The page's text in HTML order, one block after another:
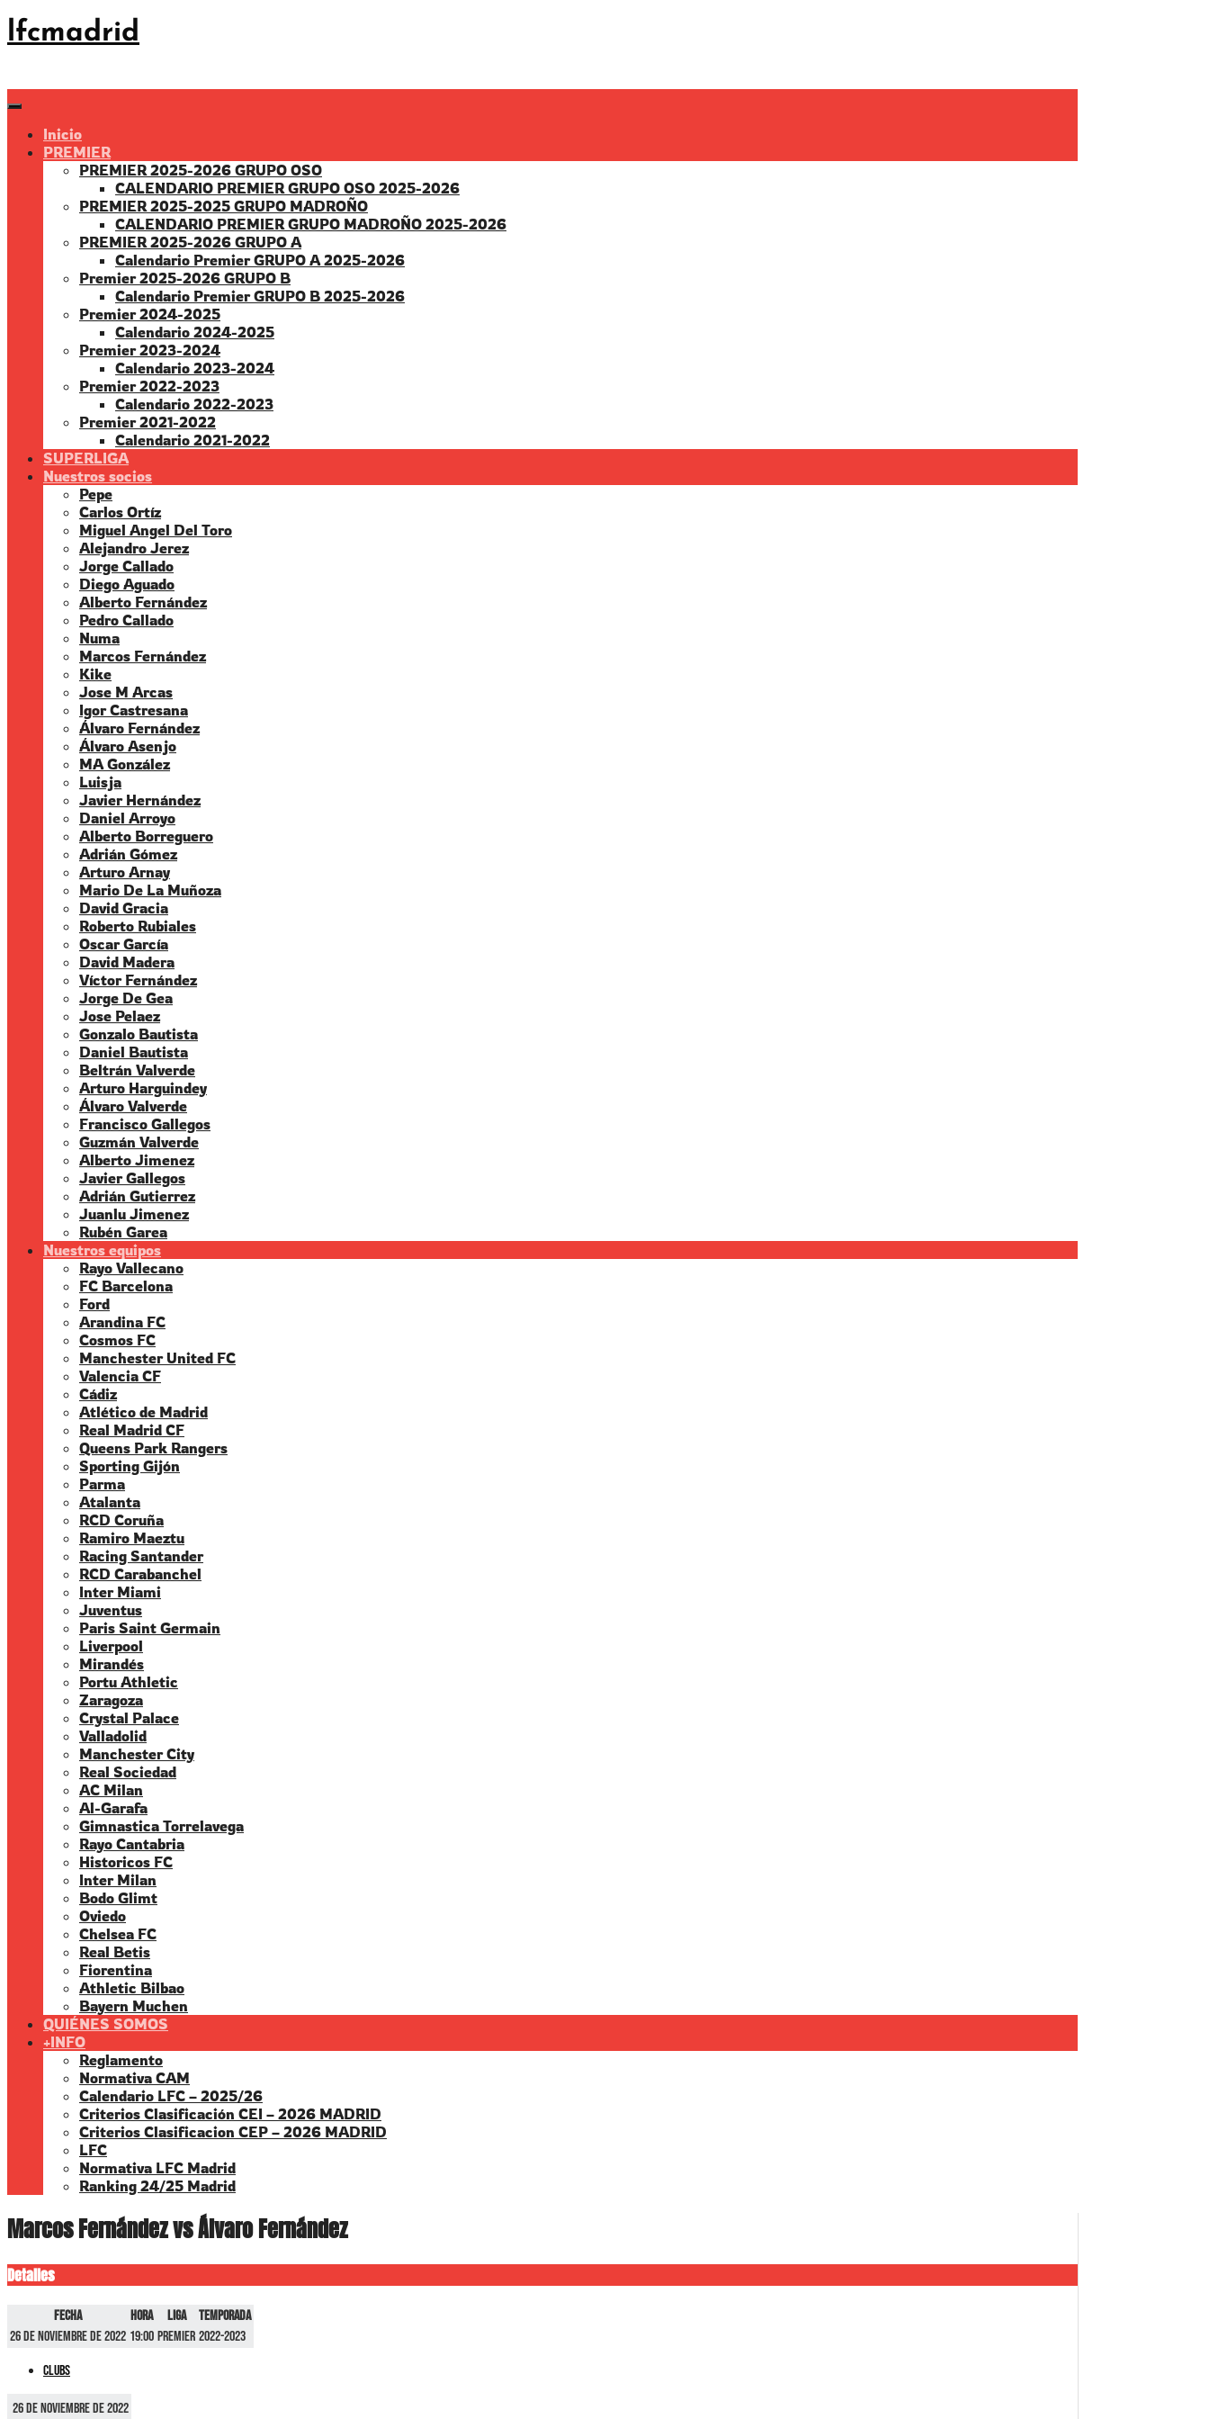
Saltar
al
lfcmadrid
Inicio
PREMIER
PREMIER 2025-2026 GRUPO OSO
CALENDARIO PREMIER GRUPO OSO 2025-2026
PREMIER 2025-2025 GRUPO MADROÑO
CALENDARIO PREMIER GRUPO MADROÑO 2025-2026
PREMIER 2025-2026 GRUPO A
Calendario Premier GRUPO A 2025-2026
Premier 2025-2026 GRUPO B
Calendario Premier GRUPO B 2025-2026
Premier 2024-2025
Calendario 2024-2025
Premier 2023-2024
Calendario 2023-2024
Premier 2022-2023
Calendario 2022-2023
Premier 2021-2022
Calendario 2021-2022
SUPERLIGA
Nuestros socios
Pepe
Carlos Ortíz
Miguel Angel Del Toro
Alejandro Jerez
Jorge Callado
Diego Aguado
Alberto Fernández
Pedro Callado
Numa
Marcos Fernández
Kike
Jose M Arcas
Igor Castresana
Álvaro Fernández
Álvaro Asenjo
MA González
Luisja
Javier Hernández
Daniel Arroyo
Alberto Borreguero
Adrián Gómez
Arturo Arnay
Mario De La Muñoza
David Gracia
Roberto Rubiales
Oscar García
David Madera
Víctor Fernández
Jorge De Gea
Jose Pelaez
Gonzalo Bautista
Daniel Bautista
Beltrán Valverde
Arturo Harguindey
Álvaro Valverde
Francisco Gallegos
Guzmán Valverde
Alberto Jimenez
Javier Gallegos
Adrián Gutierrez
Juanlu Jimenez
Rubén Garea
Nuestros equipos
Rayo Vallecano
FC Barcelona
Ford
Arandina FC
Cosmos FC
Manchester United FC
Valencia CF
Cádiz
Atlético de Madrid
Real Madrid CF
Queens Park Rangers
Sporting Gijón
Parma
Atalanta
RCD Coruña
Ramiro Maeztu
Racing Santander
RCD Carabanchel
Inter Miami
Juventus
Paris Saint Germain
Liverpool
Mirandés
Portu Athletic
Zaragoza
Crystal Palace
Valladolid
Manchester City
Real Sociedad
AC Milan
Al-Garafa
Gimnastica Torrelavega
Rayo Cantabria
Historicos FC
Inter Milan
Bodo Glimt
Oviedo
Chelsea FC
Real Betis
Fiorentina
Athletic Bilbao
Bayern Muchen
QUIÉNES SOMOS
+INFO
Reglamento
Normativa CAM
Calendario LFC – 2025/26
Criterios Clasificación CEI – 2026 MADRID
Criterios Clasificacion CEP – 2026 MADRID
LFC
Normativa LFC Madrid
Ranking 24/25 Madrid
Marcos Fernández vs Álvaro Fernández
Detalles
Fecha Hora Liga
Temporada
26 de noviembre de 2022 19:00 Premier 2022-2023
Clubs
26 de noviembre de 2022